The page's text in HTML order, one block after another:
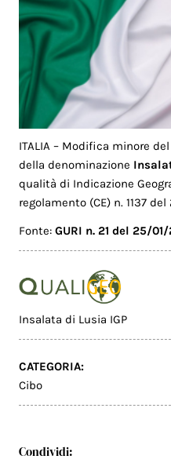
ITALIA – Modifica minore
della denominazione
qualità di Indicazione
regolamento (CE) n. 1137
Fonte:GURI n. 21 del 25/01/
Insalata di Lusia IGP
CATEGORIA:
Cibo
Condividi: